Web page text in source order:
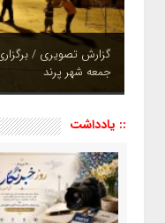
چشم نوازی بوستان های
:: یادداشت